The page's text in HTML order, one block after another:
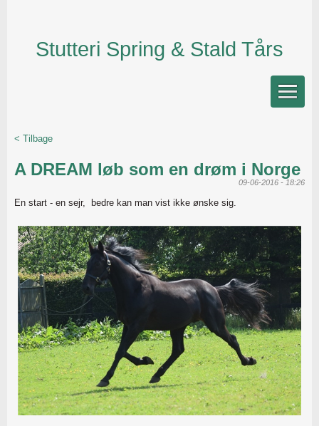
Stutteri Spring & Stald Tårs
< Tilbage
A DREAM løb som en drøm i Norge
09-06-2016 - 18:26
En start - en sejr, bedre kan man vist ikke ønske sig.